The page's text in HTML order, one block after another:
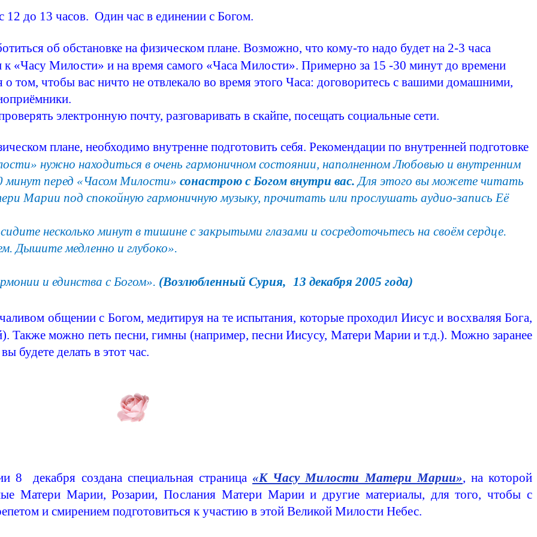
до 13 часов. Один час в единении с Богом.
об обстановке на физическом плане. Возможно, что кому-то надо будет на 2-3 часа
к «Часу Милости» и на время самого «Часа Милости». Примерно за 15 -30 минут до времени
том, чтобы вас ничто не отвлекало во время этого Часа: договоритесь с вашими домашними,
электронную почту, разговаривать в скайпе, посещать социальные сети.
плане, необходимо внутренне подготовить себя. Рекомендации по внутренней подготовке
нужно находиться в очень гармоничном состоянии, наполненном Любовью и внутренним
минут перед «Часом Милости» сонастроюс Богом внутри вас. Для этого вы можете читать
Марии под спокойную гармоничную музыку, прочитать или прослушать аудио-запись Её
несколько минут в тишине с закрытыми глазами и сосредоточьтесь на своём сердце.
Дышите медленно и глубоко».
и единства с Богом». (Возлюбленный Сурия, 13 декабря 2005 года)
общении с Богом, медитируя на те испытания, которые проходил Иисус и восхваляя Бога,
Также можно петь песни, гимны (например, песни Иисусу, Матери Марии и т.д.). Можно заранее
будете делать в этот час.
8 декабря создана специальная страница «К Часу Милости Матери Марии», на которой
Матери Марии, Розарии, Послания Матери Марии и другие материалы, для того, чтобы с
и смирением подготовиться к участию в этой Великой Милости Небес.